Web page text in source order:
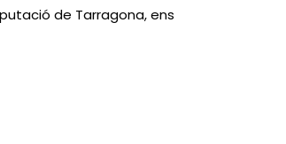
de Tarragona, ens